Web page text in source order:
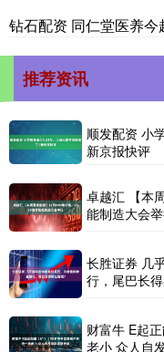
钻石配资 同仁堂医养今
推荐资讯
顺发配资 小
新京报快评
卓越汇 【本
能制造大会
长胜证券 几
行，尾巴长
财富牛 E起
老小 众人自